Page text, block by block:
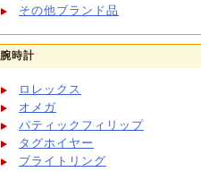
その他ブランド品
腕時計
ロレックス
オメガ
パティックフィリップ
タグホイヤー
ブライトリング